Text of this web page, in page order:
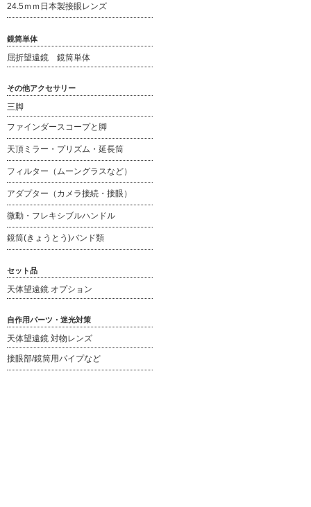
24.5ｍｍ日本製接眼レンズ
鏡筒単体
屈折望遠鏡 鏡筒単体
その他アクセサリー
三脚
ファインダースコープと脚
天頂ミラー・プリズム・延長筒
フィルター（ムーングラスなど）
アダプター（カメラ接続・接眼）
微動・フレキシブルハンドル
鏡筒(きょうとう)バンド類
セット品
天体望遠鏡 オプション
自作用パーツ・迷光対策
天体望遠鏡 対物レンズ
接眼部/鏡筒用パイプなど